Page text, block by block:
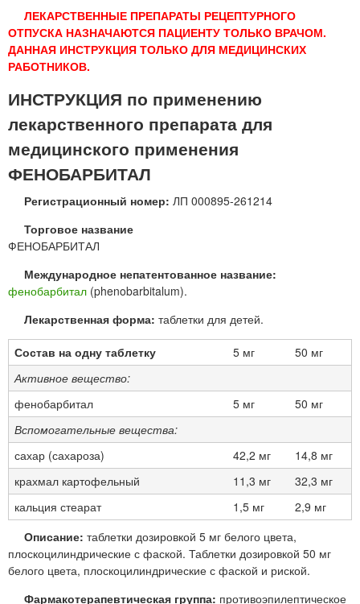
ЛЕКАРСТВЕННЫЕ ПРЕПАРАТЫ РЕЦЕПТУРНОГО
ОТПУСКА НАЗНАЧАЮТСЯ ПАЦИЕНТУ ТОЛЬКО ВРАЧОМ.
ДАННАЯ ИНСТРУКЦИЯ ТОЛЬКО ДЛЯ МЕДИЦИНСКИХ
РАБОТНИКОВ.
ИНСТРУКЦИЯ по применению
лекарственного препарата для
медицинского применения
ФЕНОБАРБИТАЛ
Регистрационный номер: ЛП 000895-261214
Торговое название
ФЕНОБАРБИТАЛ
Международное непатентованное название:
фенобарбитал (phenobarbitalum).
Лекарственная форма: таблетки для детей.
Состав на одну таблетку 5 мг
50 мг
Активное вещество:
фенобарбитал
5 мг
50 мг
Вспомогательные вещества:
сахар (сахароза)
42,2 мг
14,8 мг
крахмал картофельный
11,3 мг
32,3 мг
кальция стеарат
1,5 мг
2,9 мг
Описание: таблетки дозировкой 5 мг белого цвета,
плоскоцилиндрические с фаской. Таблетки дозировкой 50 мг
белого цвета, плоскоцилиндрические с фаской и риской.
Фармакотерапевтическая группа: противоэпилептическое